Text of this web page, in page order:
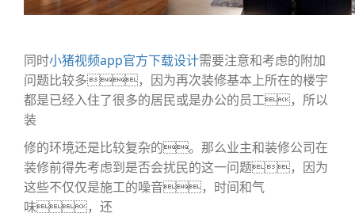
同时小猪视频app官方下载设计需要注意和考虑的附加
问题比较多，因为再次装修基本上所在的楼宇
都是已经入住了很多的居民或是办公的员工，所以
装
修的环境还是比较复杂的。那么业主和装修公司在
装修前得先考虑到是否会扰民的这一问题，因为
这些不仅仅是施工的噪音，时间和气
味，还